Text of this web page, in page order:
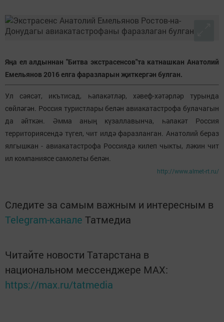
Яңа ел алдыннан "Битва экстрасенсов"та катнашкан Анатолий
Емельянов 2016 елга фаразларын җиткергән булган.
Ул сәясәт, икътисад, һәлакәтләр, хәвеф-хәтәрләр турында
сөйләгән. Россия туристлары белән авиакатастрофа булачагын
да әйткән. Әмма аның күзаллавынча, һәлакәт Россия
территориясендә түгел, чит илдә фаразланган. Анатолий бераз
ялгышкан - авиакатастрофа Россиядә килеп чыкты, ләкин чит
ил компаниясе самолеты белән.
http://www.almet-rt.ru/
Следите за самым важным и интересным в
Telegram-канале Татмедиа
Читайте новости Татарстана в
национальном мессенджере MАХ:
https://max.ru/tatmedia